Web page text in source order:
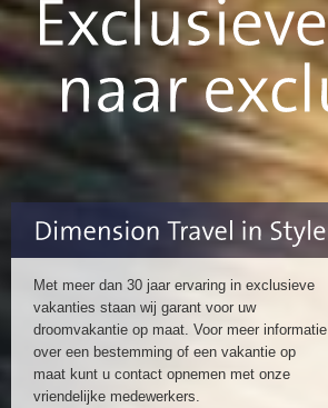
Met meer dan 30 jaar ervaring in exclusieve
vakanties staan wij garant voor uw
droomvakantie op maat. Voor meer informatie
over een bestemming of een vakantie op
maat kunt u contact opnemen met onze
vriendelijke medewerkers.
Indische Oceaan